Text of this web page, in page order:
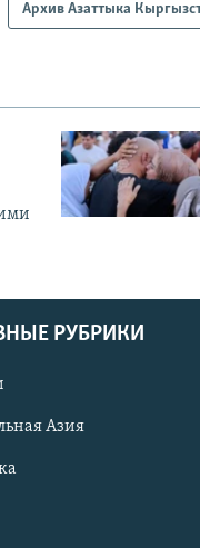
Архив Азаттыка
РУБРИКИ
Азия